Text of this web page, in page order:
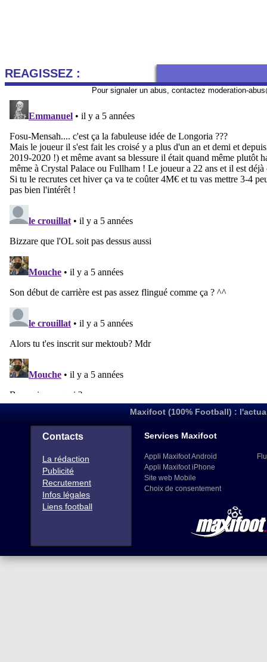
REAGISSEZ :
Pour signaler un abus, contactez moderation-
Maxifoot (100% Football) :
Contacts
La rédaction
Publicité
Recrutement
Infos légales
Liens football
Services Maxifoot
Appli Maxifoot Android
Appli Maxifoot iPhone
Site web Mobile
Choix de consentement